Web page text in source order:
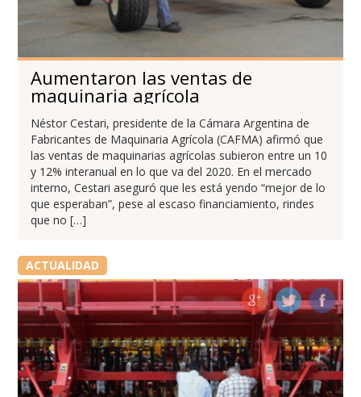
Aumentaron las ventas de
maquinaria agrícola
Néstor Cestari, presidente de la Cámara Argentina de
Fabricantes de Maquinaria Agrícola (CAFMA) afirmó que
las ventas de maquinarias agrícolas subieron entre un 10
y 12% interanual en lo que va del 2020. En el mercado
interno, Cestari aseguró que les está yendo “mejor de lo
que esperaban”, pese al escaso financiamiento, rindes
que no […]
ACTUALIDAD